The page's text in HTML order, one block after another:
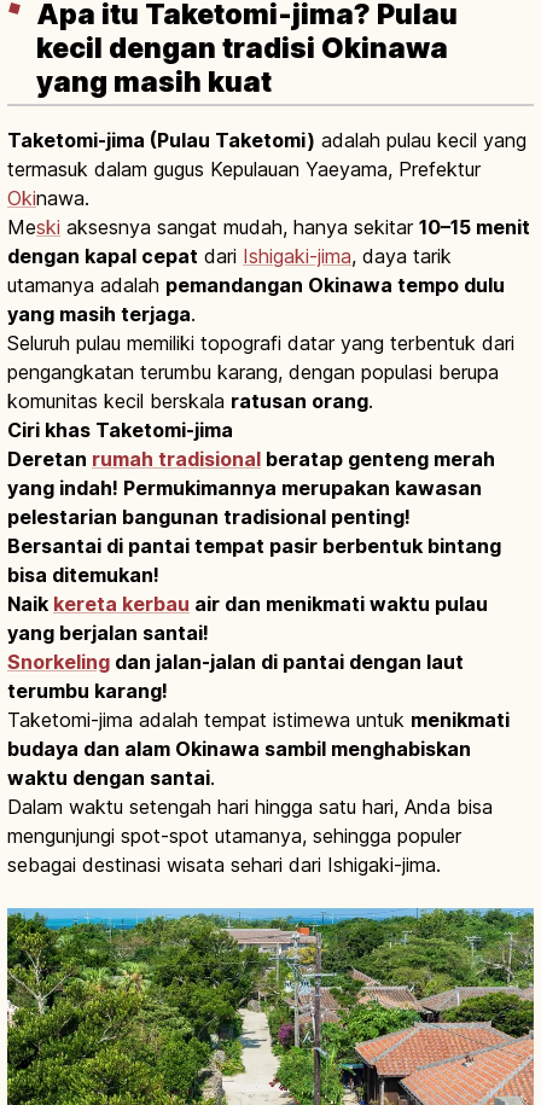
Apa itu Taketomi-jima? Pulau
kecil dengan tradisi Okinawa
yang masih kuat
Taketomi-jima (Pulau Taketomi) adalah pulau kecil yang
termasuk dalam gugus Kepulauan Yaeyama, Prefektur
Okinawa.
Meski aksesnya sangat mudah, hanya sekitar 10–15 menit
dengan kapal cepat dari Ishigaki-jima, daya tarik
utamanya adalah pemandangan Okinawa tempo dulu
yang masih terjaga.
Seluruh pulau memiliki topografi datar yang terbentuk dari
pengangkatan terumbu karang, dengan populasi berupa
komunitas kecil berskala ratusan orang.
Ciri khas Taketomi-jima
Deretan rumah tradisional beratap genteng merah
yang indah! Permukimannya merupakan kawasan
pelestarian bangunan tradisional penting!
Bersantai di pantai tempat pasir berbentuk bintang
bisa ditemukan!
Naik kereta kerbau air dan menikmati waktu pulau
yang berjalan santai!
Snorkeling dan jalan-jalan di pantai dengan laut
terumbu karang!
Taketomi-jima adalah tempat istimewa untuk menikmati
budaya dan alam Okinawa sambil menghabiskan
waktu dengan santai.
Dalam waktu setengah hari hingga satu hari, Anda bisa
mengunjungi spot-spot utamanya, sehingga populer
sebagai destinasi wisata sehari dari Ishigaki-jima.